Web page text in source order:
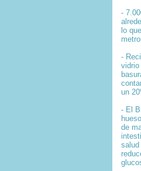
-
lo
-
un
- El
de
salud